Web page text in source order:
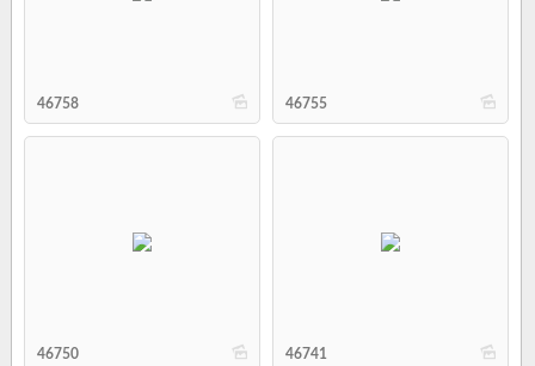
b
46758 b
46755
b
46750 b
46741